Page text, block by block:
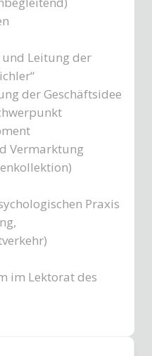
Leitung der
der Geschäftsidee
Vermarktung
Praxis
im Lektorat des